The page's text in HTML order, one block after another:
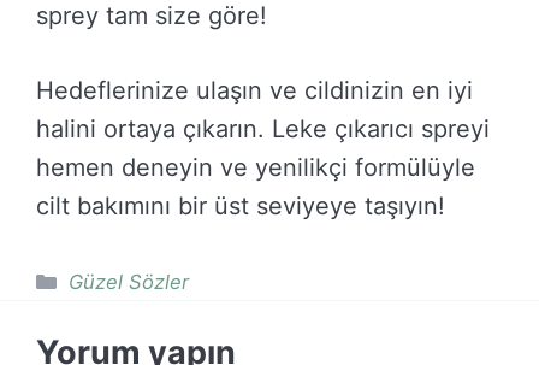
sprey tam size göre!
Hedeflerinize ulaşın ve cildinizin en iyi
halini ortaya çıkarın. Leke çıkarıcı spreyi
hemen deneyin ve yenilikçi formülüyle
cilt bakımını bir üst seviyeye taşıyın!
Kategoriler
Güzel Sözler
Yorum yapın